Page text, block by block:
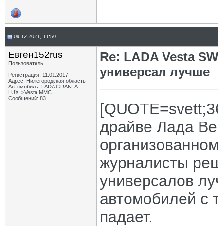
09.12.2021, 11:50
Евген152rus
Пользователь
Регистрация: 11.01.2017
Адрес: Нижегородская область
Автомобиль: LADA GRANTA
LUX=>Vesta MMC
Сообщений: 83
Re: LADA Vesta
универсал лучше
драйве Лада
журналисты
универсалов
автомобилей с
падает.